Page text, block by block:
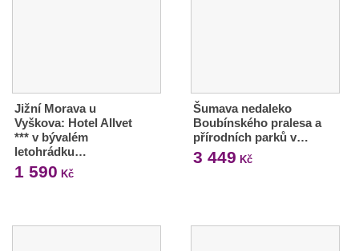
Jižní Morava u
Vyškova: Hotel Allvet
*** v bývalém
letohrádku…
1 590 Kč
Šumava nedaleko
Boubínského pralesa a
přírodních parků v…
3 449 Kč